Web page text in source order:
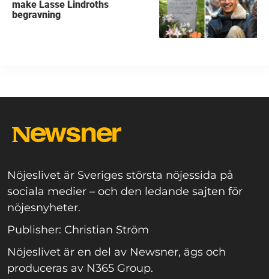
make Lasse Lindroths
begravning
Nöjeslivet är Sveriges största nöjessida på
sociala medier – och den ledande sajten för
nöjesnyheter.
Publisher: Christian Ström
Nöjeslivet är en del av Newsner, ägs och
produceras av N365 Group.